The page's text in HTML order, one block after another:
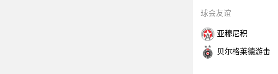
球会友谊
亚穆尼积
贝尔格莱德游击